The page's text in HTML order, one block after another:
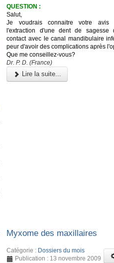
QUESTION :
Salut,
Je voudrais connaitre votre avis
l'extraction d'une dent de
contact avec le canal mandibulaire
peur d'avoir des complications après
Que me conseillez-vous?
Dr. P. D. (France)
Lire la suite...
Myxome des maxillaires
Catégorie : Dossiers du mois
Publication : 13 novembre 2009